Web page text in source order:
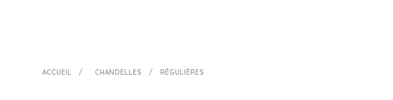
ACCUEIL / CHANDELLES / RÉGULIÈRES